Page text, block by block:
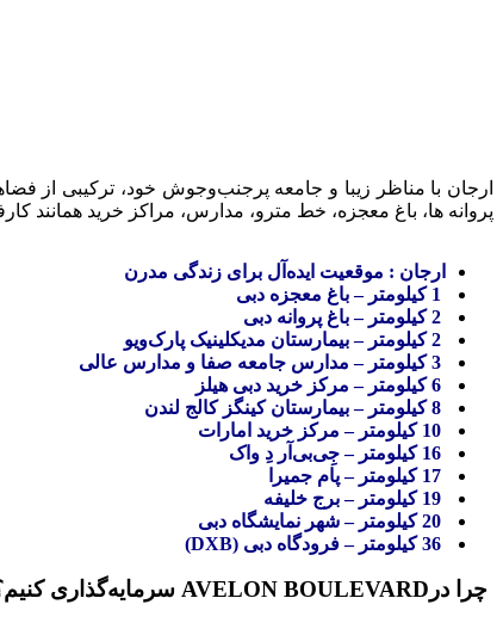
ارجان با مناظر زیبا و جامعه پرجنب‌وجوش خود، ترکیبی از
پروانه ها، باغ معجزه، خط مترو، مدارس، مراکز خرید همانند
ارجان : موقعیت ایده‌آل برای زندگی مدرن
چرا درAVELON BOULEVARD سرمایه‌گذاری کنیم؟